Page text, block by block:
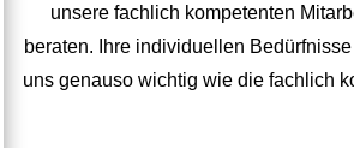
unsere fachlich kompetenten
beraten. Ihre individuellen
uns genauso wichtig wie die fachlich